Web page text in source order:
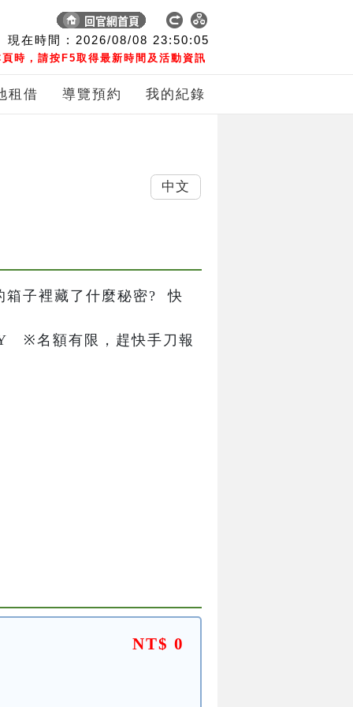
現在時間 : 2026/08/08 23:50:05
時，請按F5取得最新時間及活動資訊
租借 導覽預約 我的紀錄
子裡藏了什麼秘密?  快
※名額有限，趕快手刀報
NT$ 0